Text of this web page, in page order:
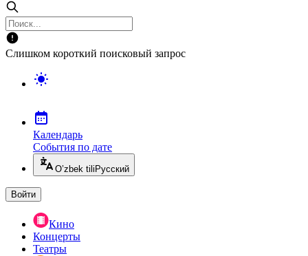
Слишком короткий поисковый запрос
Календарь
События по дате
O’zbek tili Русский
Войти
Кино
Концерты
Театры